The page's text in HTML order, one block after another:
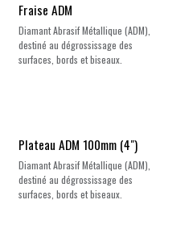
Fraise ADM
Diamant Abrasif Métallique (ADM),
destiné au dégrossissage des
surfaces, bords et biseaux.
Plateau ADM 100mm (4")
Diamant Abrasif Métallique (ADM),
destiné au dégrossissage des
surfaces, bords et biseaux.